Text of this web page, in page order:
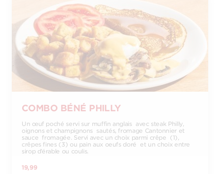
COMBO BÉNÉ PHILLY
Un œuf poché servi sur muffin anglais avec steak Philly,
oignons et champignons sautés, fromage Cantonnier et
sauce fromagée. Servi avec un choix parmi crêpe (1),
crêpes fines (3) ou pain aux oeufs doré et un choix entre
sirop d’érable ou coulis.
19,99